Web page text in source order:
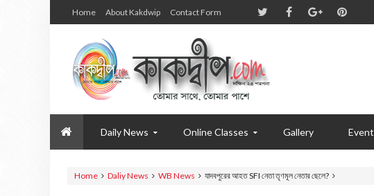
Home About Kakdwip Contact Form
Daily News Online Classes Gallery
Home Daliy News WB News যাদবপুরের আহত SFI নেতা তৃণমূল নেতার ছেলে?